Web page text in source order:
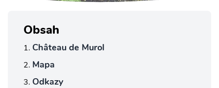
Obsah
Château de Murol
Mapa
Odkazy